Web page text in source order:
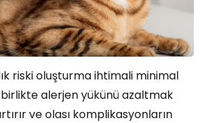
riski oluşturma ihtimali minimal
alerjen yükünü azaltmak
ve olası komplikasyonların